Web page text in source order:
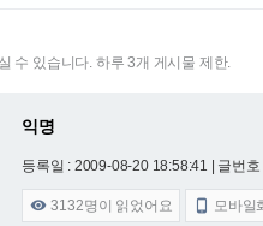
수 있습니다. 하루 3개 게시물 제한.
익명
등록일 : 2009-08-20 18:58:41 | 글번
 3132명이 읽었어요  모바일